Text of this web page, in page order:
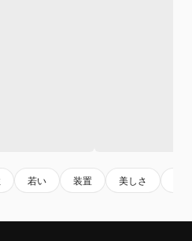
若い 装置 美しさ